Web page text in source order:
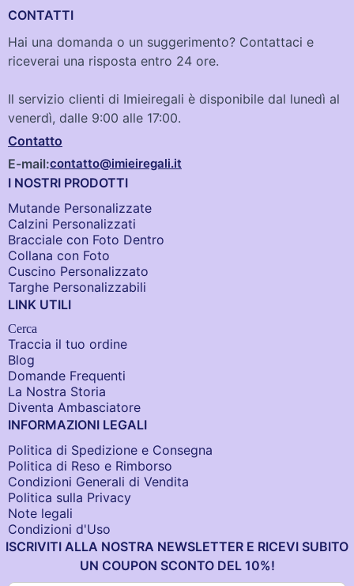
CONTATTI
Hai una domanda o un suggerimento? Contattaci e
riceverai una risposta entro 24 ore.
Il servizio clienti di Imieiregali è disponibile dal lunedì al
venerdì, dalle 9:00 alle 17:00.
Contatto
E-mail:contatto@imieiregali.it
I NOSTRI PRODOTTI
Mutande Personalizzate
Calzini Personalizzati
Bracciale con Foto Dentro​
Collana con Foto
Cuscino Personalizzato
Targhe Personalizzabili
LINK UTILI
Cerca
Traccia il tuo ordine
Blog
Domande Frequenti
La Nostra Storia
Diventa Ambasciatore
INFORMAZIONI LEGALI
Politica di Spedizione e Consegna
Politica di Reso e Rimborso
Condizioni Generali di Vendita
Politica sulla Privacy
Note legali
Condizioni d'Uso
ISCRIVITI ALLA NOSTRA NEWSLETTER E RICEVI SUBITO
UN COUPON SCONTO DEL 10%!